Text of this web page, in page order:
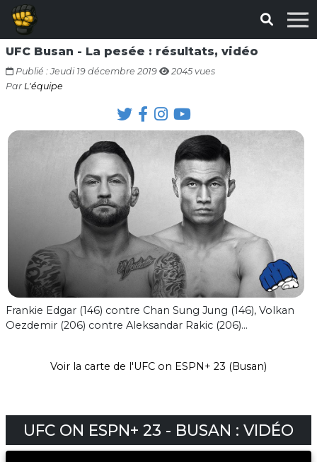
UFC Busan - La pesée : résultats, vidéo
Publié : Jeudi 19 décembre 2019
2045 vues
Par L'équipe
Frankie Edgar (146) contre Chan Sung Jung (146), Volkan
Oezdemir (206) contre Aleksandar Rakic (206)...
Voir la carte de l'UFC on ESPN+ 23 (Busan)
UFC ON ESPN+ 23 - BUSAN : VIDÉO